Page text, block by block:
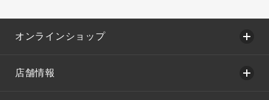
オンラインショップ
店舗情報